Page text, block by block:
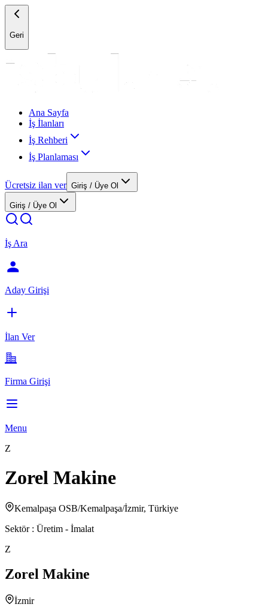
Geri
Ana Sayfa
İş İlanları
İş Rehberi
İş Planlaması
Ücretsiz ilan ver Giriş / Üye Ol
Giriş / Üye Ol
İş Ara
Aday Girişi
İlan Ver
Firma Girişi
Menu
Z
Zorel Makine
Kemalpaşa OSB/Kemalpaşa/İzmir, Türkiye
Sektör : Üretim - İmalat
Z
Zorel Makine
İzmir